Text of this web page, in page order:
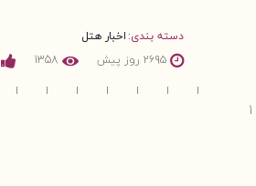
دسته بندی:اخبار هتل
۲۶۹۵ روز پیش
1358
1